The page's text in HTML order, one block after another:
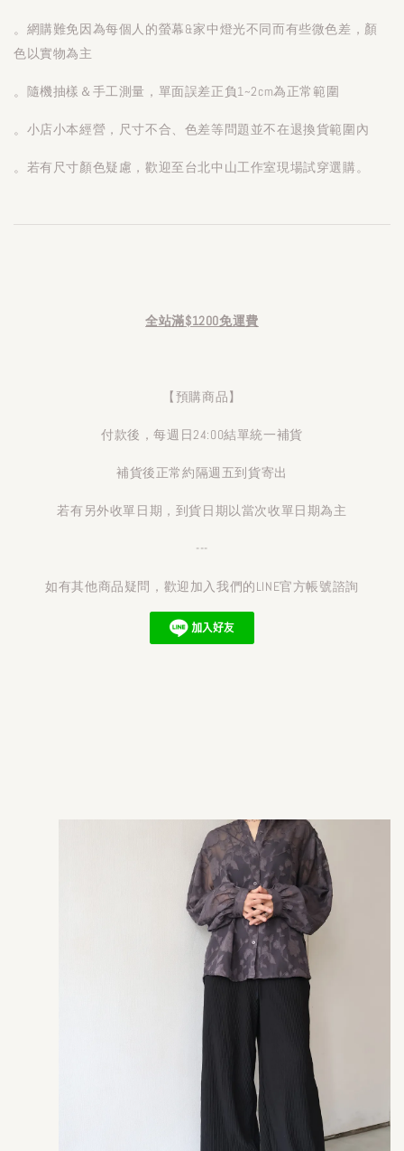
。網購難免因為每個人的螢幕&家中燈光不同而有些微色差，顏
色以實物為主
。隨機抽樣＆手工測量，單面誤差正負1~2cm為正常範圍
。小店小本經營，尺寸不合、色差等問題並不在退換貨範圍內
。若有尺寸顏色疑慮，歡迎至台北中山工作室現場試穿選購。
全站滿$1200免運費
【預購商品】
付款後，每週日24:00結單統一補貨
補貨後正常約隔週五到貨寄出
若有另外收單日期，到貨日期以當次收單日期為主
---
如有其他商品疑問，歡迎加入我們的LINE官方帳號諮詢